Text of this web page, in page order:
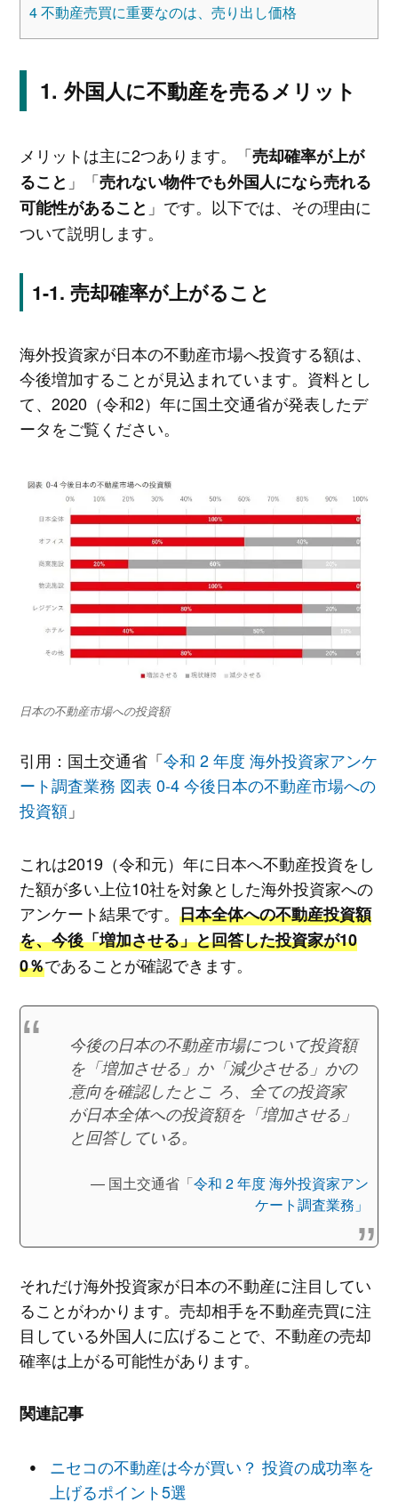
4不動産売買に重要なのは、売り出し価格
外国人に不動産を売るメリット
メリットは主に2つあります。「売却確率が上が
ること 」「売れない物件でも外国人になら売れる
可能性があること 」です。以下では、その理由に
ついて説明します。
売却確率が上がること
海外投資家が日本の不動産市場へ投資する額は、
今後増加することが見込まれています。資料とし
て、2020（令和2）年に国土交通省が発表したデ
ータをご覧ください。
日本の不動産市場への投資額
引用：国土交通省「令和 2 年度 海外投資家アンケ
ート調査業務 図表 0-4 今後日本の不動産市場への
投資額」
これは2019（令和元）年に日本へ不動産投資をし
た額が多い上位10社を対象とした海外投資家への
アンケート結果です。 日本全体への不動産投資額
を、今後「増加させる」と回答した投資家が10
0％であることが確認できます。
今後の日本の不動産市場について投資額
を「増加させる」か「減少させる」かの
意向を確認したとこ ろ、全ての投資家
が日本全体への投資額を「増加させる」
と回答している。
国土交通省「令和 2 年度 海外投資家アン
ケート調査業務」
それだけ海外投資家が日本の不動産に注目してい
ることがわかります。売却相手を不動産売買に注
目している外国人に広げることで、不動産の売却
確率は上がる可能性があります。
関連記事
ニセコの不動産は今が買い？ 投資の成功率を
上げるポイント5選